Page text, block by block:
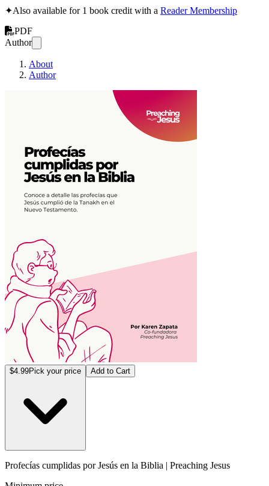
✦Also available for 1 book credit with a Reader Membership
PDF
Author
About
Author
$4.99Pick your price Add to Cart
Profecías cumplidas por Jesús en la Biblia | Preaching Jesus